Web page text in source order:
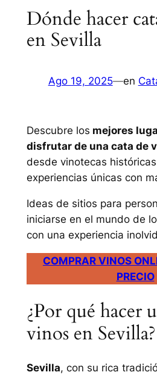
Dónde hacer
en Sevilla
Ago 19, 2025—en
Descubre los mejores
disfrutar de una cata de
desde vinotecas
experiencias únicas con
Ideas de sitios para
iniciarse en el mundo de
con una experiencia
COMPRAR VINOS
PRECIO
¿Por qué hacer
vinos en Sevilla?
Sevilla, con su rica